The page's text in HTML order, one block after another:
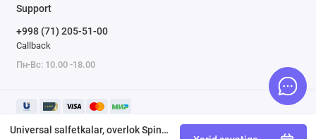
Universal salfetkalar, overlok Spin&Clean Rock'n'Roll antrasit
Support
+998 (71) 205-51-00
Callback
Пн-Вс: 10.00 -18.00